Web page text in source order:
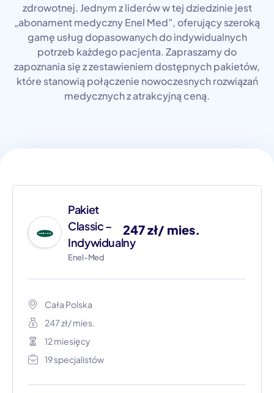
zdrowotnej. Jednym z liderów w tej dziedzinie jest
„abonament medyczny Enel Med”, oferujący szeroką
gamę usług dopasowanych do indywidualnych
potrzeb każdego pacjenta. Zapraszamy do
zapoznania się z zestawieniem dostępnych pakietów,
które stanowią połączenie nowoczesnych rozwiązań
medycznych z atrakcyjną ceną.
Pakiet
Classic –
Indywidualny
Enel-Med
247 zł/ mies.
Cała Polska
247 zł/ mies.
12 miesięcy
19 specjalistów